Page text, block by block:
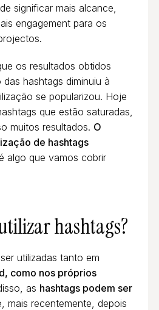
significar mais alcance,
engagement para os
os resultados obtidos
hashtags diminuiu à
se popularizou. Hoje
que estão saturadas,
muitos resultados. O
de hashtags
algo que vamos cobrir
hashtags?
utilizadas tanto em
como nos próprios
as hashtags podem ser
mais recentemente, depois